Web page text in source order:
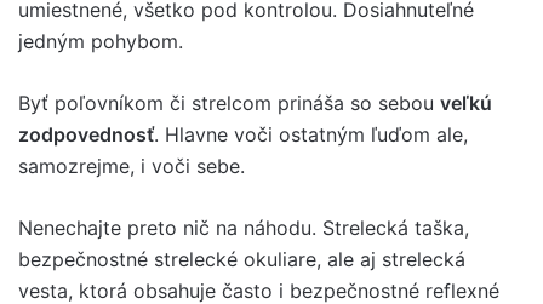
umiestnené, všetko pod kontrolou. Dosiahnuteľné
jedným pohybom.
Byť poľovníkom či strelcom prináša so sebou veľkú
zodpovednosť. Hlavne voči ostatným ľuďom ale,
samozrejme, i voči sebe.
Nenechajte preto nič na náhodu. Strelecká taška,
bezpečnostné strelecké okuliare, ale aj strelecká
vesta, ktorá obsahuje často i bezpečnostné reflexné